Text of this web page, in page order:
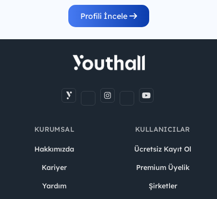
Profili İncele
KURUMSAL
Hakkımızda
Kariyer
Yardım
KULLANICILAR
Ücretsiz Kayıt Ol
Premium Üyelik
Şirketler